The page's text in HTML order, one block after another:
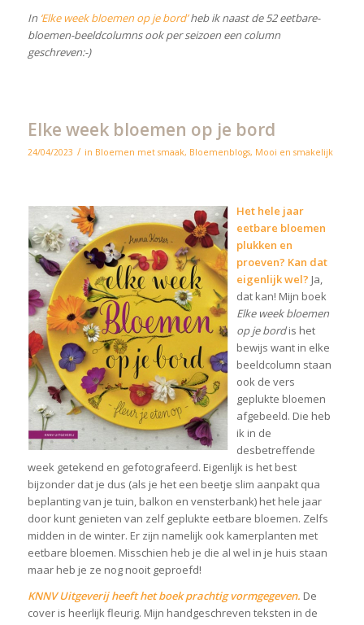
In ‘Elke week bloemen op je bord’heb ik naast de 52 eetbare-
bloemen-beeldcolumns ook per seizoen een column
geschreven:-)
Elke week bloemen op je bord
24/04/2023 / in Bloemen met smaak, Bloemenblogs, Mooi en smakelijk
Het hele jaar
eetbare bloemen
plukken en
proeven? Kan dat
eigenlijk wel? Ja,
dat kan! Mijn boek
Elke week bloemen
op je bordis het
bewijs want in elke
beeldcolumn staan
ook de vers
geplukte bloemen
afgebeeld. Die heb
ik in de
desbetreffende
week getekend en gefotografeerd. Eigenlijk is het best
bijzonder dat je dus (als je het een beetje slim aanpakt qua
beplanting van je tuin, balkon en vensterbank) het hele jaar
door kunt genieten van zelf geplukte eetbare bloemen. Zelfs
midden in de winter. Er zijn namelijk ook kamerplanten met
eetbare bloemen. Misschien heb je die al wel in je huis staan
maar heb je ze nog nooit geproefd!
KNNV Uitgeverij heeft het boek prachtig vormgegeven. De
cover is heerlijk fleurig. Mijn handgeschreven teksten in de